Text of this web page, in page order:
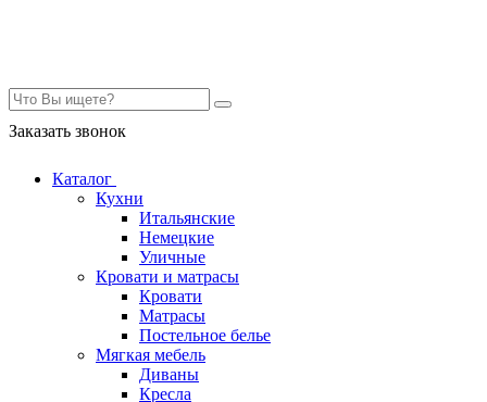
Заказать звонок
Каталог
Кухни
Итальянские
Немецкие
Уличные
Кровати и матрасы
Кровати
Матрасы
Постельное белье
Мягкая мебель
Диваны
Кресла